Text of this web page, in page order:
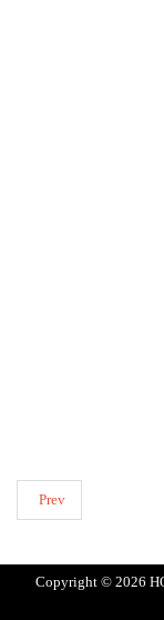
Prev
Copyright © 2026